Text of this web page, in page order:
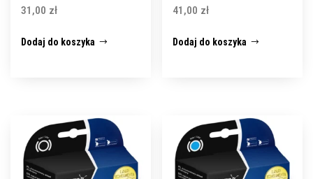
31,00 zł
Dodaj do koszyka
41,00 zł
Dodaj do koszyka